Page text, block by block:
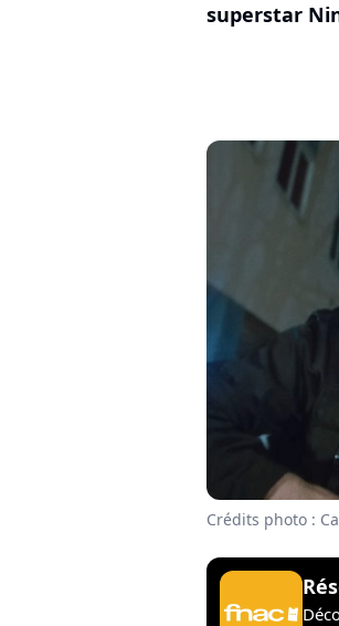
superstar
Crédits photo :